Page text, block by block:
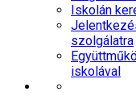
Iskolán
szolgálatra
iskolával